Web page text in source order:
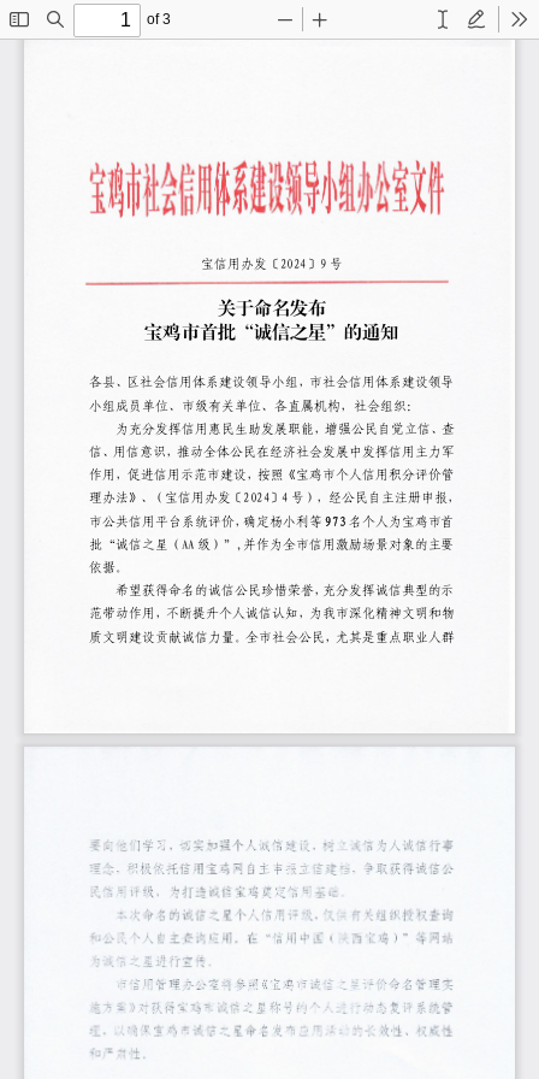
ToggleFind
of 3
TextDraw
ZoomZoom
宝信用办发〔2024〕9 号
关于命名发布
宝鸡市首批“诚信之星”的通知
各县、区社会信用体系建设领导小组，市社会信用体系建设领导
小组成员单位、市级有关单位、各直属机构，社会组织：
为充分发挥信用惠民生助发展职能，增强公民自觉立信、查
信、用信意识，推动全体公民在经济社会发展中发挥信用主力军
作用，促进信用示范市建设，按照《宝鸡市个人信用积分评价管
理办法》、（宝信用办发〔2024〕4 号），经公民自主注册申报，
市公共信用平台系统评价，确定杨小利等 973 名个人为宝鸡市首
批“诚信之星（AA 级）”,并作为全市信用激励场景对象的主要
依据。
希望获得命名的诚信公民珍惜荣誉，充分发挥诚信典型的示
范带动作用，不断提升个人诚信认知，为我市深化精神文明和物
质文明建设贡献诚信力量。全市社会公民，尤其是重点职业人群
要向他们学习，切实加强个人诚信建设，树立诚信为人诚信行事
理念，积极依托信用宝鸡网自主申报立信建档，争取获得诚信公
民信用评级，为打造诚信宝鸡奠定信用基础。
本次命名的诚信之星个人信用评级，仅供有关组织授权查询
和公民个人自主查询应用。在“信用中国（陕西宝鸡）”等网站
为诚信之星进行宣传。
市信用管理办公室将参照《宝鸡市诚信之星评价命名管理实
施方案》对获得宝鸡市诚信之星称号的个人进行动态复评系统管
理，以确保宝鸡市诚信之星命名发布应用活动的长效性、权威性
和严肃性。